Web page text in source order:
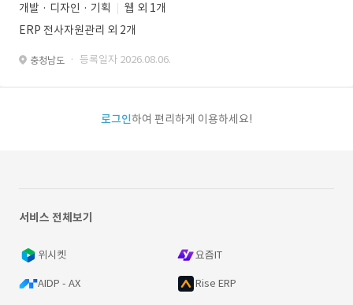
개발 · 디자인 · 기획
웹 외 1개
ERP 전사자원관리 외 2개
충청남도 · 등록일자 2026.08.06.
로그인하여 편리하게 이용하세요!
서비스 전체보기
위시켓 요즘IT
AIDP - AX Rise ERP